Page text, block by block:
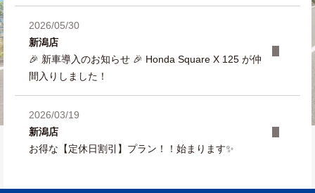
2026/05/30
新潟店
🎉 新車導入のお知らせ 🎉 Honda Square X 125 が仲
間入りしました！
2026/03/19
新潟店
お得な【定休日割引】プラン！！始まります✨